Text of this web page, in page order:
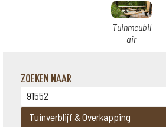
Tuinmeubil
air
ZOEKEN NAAR